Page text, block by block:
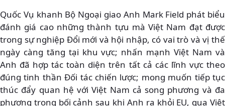
Quốc Vụ khanh Bộ Ngoại giao Anh Mark Field phát biểu
đánh giá cao những thành tựu mà Việt Nam đạt được
trong sự nghiệp Đổi mới và hội nhập, có vai trò và vị thế
ngày càng tăng tại khu vực; nhấn mạnh Việt Nam và
Anh đã hợp tác toàn diện trên tất cả các lĩnh vực theo
đúng tinh thần Đối tác chiến lược; mong muốn tiếp tục
thúc đẩy quan hệ với Việt Nam cả song phương và đa
phương trong bối cảnh sau khi Anh ra khỏi EU, qua Việt